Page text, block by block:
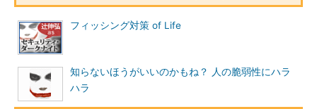
フィッシング対策 of Life
知らないほうがいいのかもね？ 人の脆弱性にハラ
ハラ